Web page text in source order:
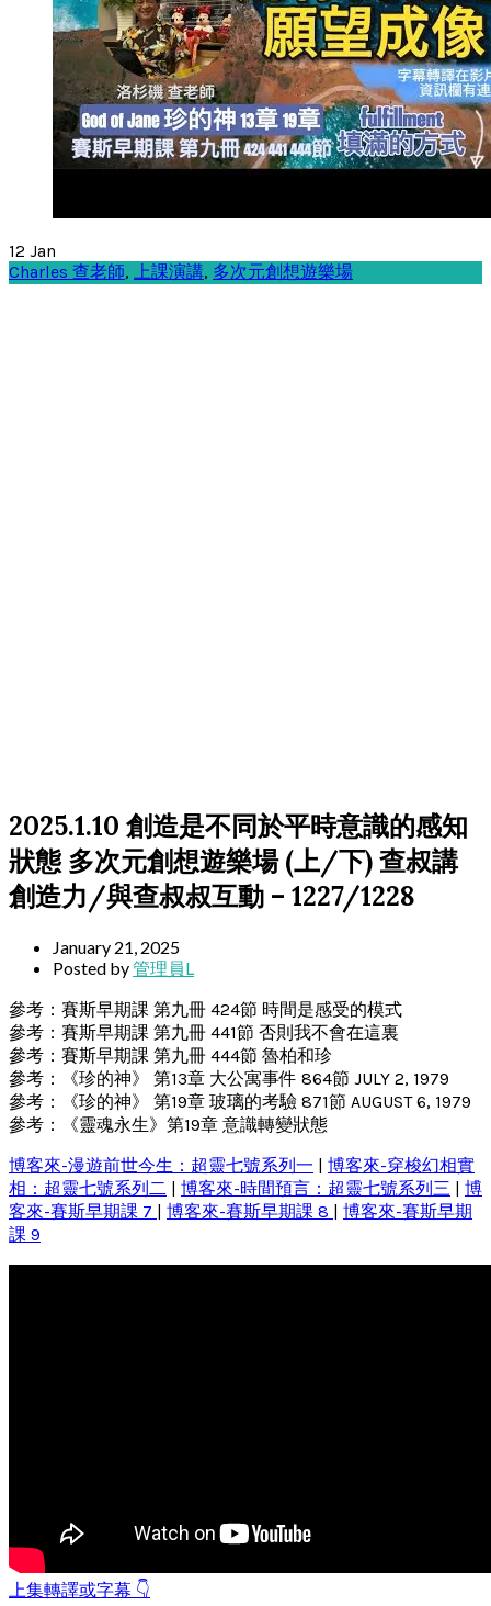
12 Jan
Charles 查老師, 上課演講, 多次元創想遊樂場
2025.1.10 創造是不同於平時意識的感知
狀態 多次元創想遊樂場 (上/下) 查叔講
創造力/與查叔叔互動 – 1227/1228
January 21, 2025
Posted by管理員L
參考：賽斯早期課 第九冊 424節 時間是感受的模式
參考：賽斯早期課 第九冊 441節 否則我不會在這裏
參考：賽斯早期課 第九冊 444節 魯柏和珍
參考：《珍的神》 第13章 大公寓事件 864節 JULY 2, 1979
參考：《珍的神》 第19章 玻璃的考驗 871節 AUGUST 6, 1979
參考：《靈魂永生》第19章 意識轉變狀態
博客來-漫遊前世今生：超靈七號系列一
博客來-穿梭幻相實
相：超靈七號系列二
博客來-時間預言：超靈七號系列三
博
客來-賽斯早期課 7
博客來-賽斯早期課 8
博客來-賽斯早期
課 9
上集轉譯或字幕 👇